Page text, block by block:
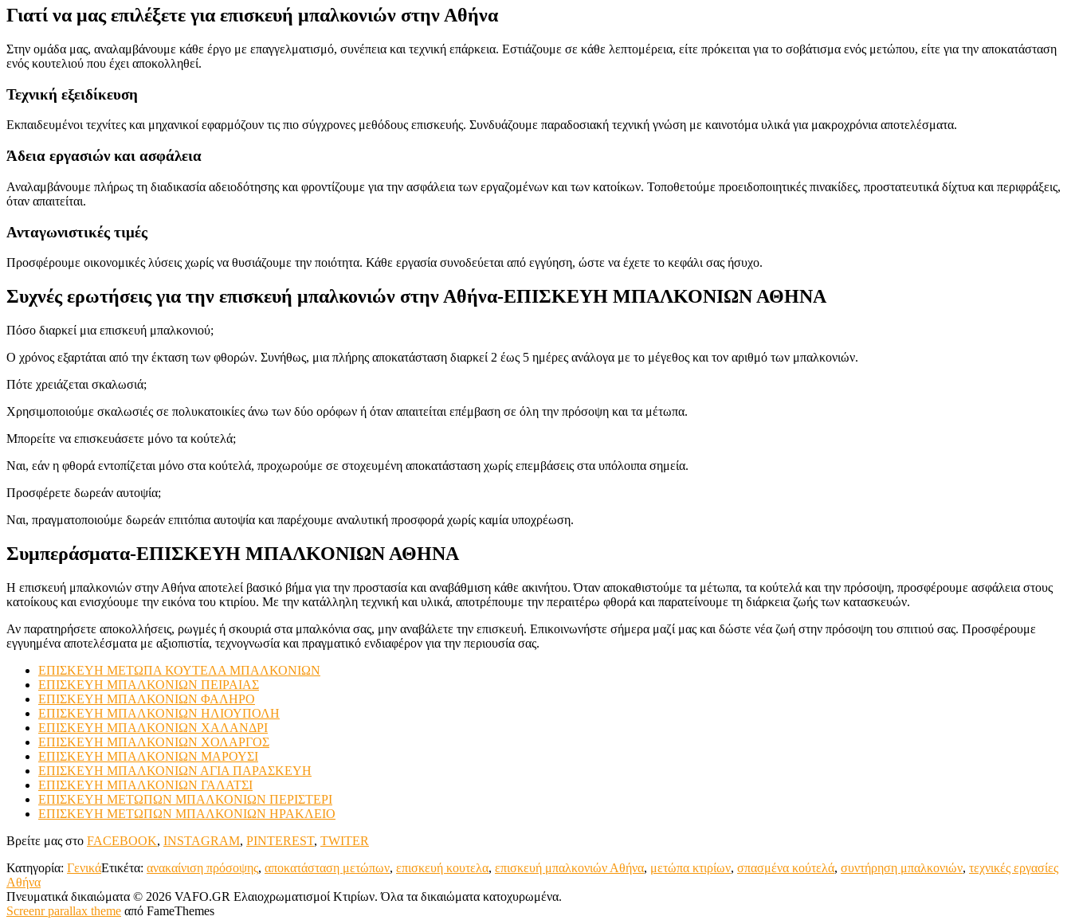
Γιατί να μας επιλέξετε για επισκευή μπαλκονιών στην Αθήνα
Στην ομάδα μας, αναλαμβάνουμε κάθε έργο με επαγγελματισμό, συνέπεια και τεχνική επάρκεια. Εστιάζουμε σε κάθε λεπτομέρεια, είτε πρόκειται για το σοβάτισμα ενός μετώπου, είτε για την αποκατάσταση
ενός κουτελιού που έχει αποκολληθεί.
Τεχνική εξειδίκευση
Εκπαιδευμένοι τεχνίτες και μηχανικοί εφαρμόζουν τις πιο σύγχρονες μεθόδους επισκευής. Συνδυάζουμε παραδοσιακή τεχνική γνώση με καινοτόμα υλικά για μακροχρόνια αποτελέσματα.
Άδεια εργασιών και ασφάλεια
Αναλαμβάνουμε πλήρως τη διαδικασία αδειοδότησης και φροντίζουμε για την ασφάλεια των εργαζομένων και των κατοίκων. Τοποθετούμε προειδοποιητικές πινακίδες, προστατευτικά δίχτυα και περιφράξεις,
όταν απαιτείται.
Ανταγωνιστικές τιμές
Προσφέρουμε οικονομικές λύσεις χωρίς να θυσιάζουμε την ποιότητα. Κάθε εργασία συνοδεύεται από εγγύηση, ώστε να έχετε το κεφάλι σας ήσυχο.
Συχνές ερωτήσεις για την επισκευή μπαλκονιών στην Αθήνα-ΕΠΙΣΚΕΥΗ ΜΠΑΛΚΟΝΙΩΝ ΑΘΗΝΑ
Πόσο διαρκεί μια επισκευή μπαλκονιού;
Ο χρόνος εξαρτάται από την έκταση των φθορών. Συνήθως, μια πλήρης αποκατάσταση διαρκεί 2 έως 5 ημέρες ανάλογα με το μέγεθος και τον αριθμό των μπαλκονιών.
Πότε χρειάζεται σκαλωσιά;
Χρησιμοποιούμε σκαλωσιές σε πολυκατοικίες άνω των δύο ορόφων ή όταν απαιτείται επέμβαση σε όλη την πρόσοψη και τα μέτωπα.
Μπορείτε να επισκευάσετε μόνο τα κούτελά;
Ναι, εάν η φθορά εντοπίζεται μόνο στα κούτελά, προχωρούμε σε στοχευμένη αποκατάσταση χωρίς επεμβάσεις στα υπόλοιπα σημεία.
Προσφέρετε δωρεάν αυτοψία;
Ναι, πραγματοποιούμε δωρεάν επιτόπια αυτοψία και παρέχουμε αναλυτική προσφορά χωρίς καμία υποχρέωση.
Συμπεράσματα-ΕΠΙΣΚΕΥΗ ΜΠΑΛΚΟΝΙΩΝ ΑΘΗΝΑ
Η επισκευή μπαλκονιών στην Αθήνα αποτελεί βασικό βήμα για την προστασία και αναβάθμιση κάθε ακινήτου. Όταν αποκαθιστούμε τα μέτωπα, τα κούτελά και την πρόσοψη, προσφέρουμε ασφάλεια στους
κατοίκους και ενισχύουμε την εικόνα του κτιρίου. Με την κατάλληλη τεχνική και υλικά, αποτρέπουμε την περαιτέρω φθορά και παρατείνουμε τη διάρκεια ζωής των κατασκευών.
Αν παρατηρήσετε αποκολλήσεις, ρωγμές ή σκουριά στα μπαλκόνια σας, μην αναβάλετε την επισκευή. Επικοινωνήστε σήμερα μαζί μας και δώστε νέα ζωή στην πρόσοψη του σπιτιού σας. Προσφέρουμε
εγγυημένα αποτελέσματα με αξιοπιστία, τεχνογνωσία και πραγματικό ενδιαφέρον για την περιουσία σας.
ΕΠΙΣΚΕΥΗ ΜΕΤΩΠΑ ΚΟΥΤΕΛΑ ΜΠΑΛΚΟΝΙΩΝ
ΕΠΙΣΚΕΥΗ ΜΠΑΛΚΟΝΙΩΝ ΠΕΙΡΑΙΑΣ
ΕΠΙΣΚΕΥΗ ΜΠΑΛΚΟΝΙΩΝ ΦΑΛΗΡΟ
ΕΠΙΣΚΕΥΗ ΜΠΑΛΚΟΝΙΩΝ ΗΛΙΟΥΠΟΛΗ
ΕΠΙΣΚΕΥΗ ΜΠΑΛΚΟΝΙΩΝ ΧΑΛΑΝΔΡΙ
ΕΠΙΣΚΕΥΗ ΜΠΑΛΚΟΝΙΩΝ ΧΟΛΑΡΓΟΣ
ΕΠΙΣΚΕΥΗ ΜΠΑΛΚΟΝΙΩΝ ΜΑΡΟΥΣΙ
ΕΠΙΣΚΕΥΗ ΜΠΑΛΚΟΝΙΩΝ ΑΓΙΑ ΠΑΡΑΣΚΕΥΗ
ΕΠΙΣΚΕΥΗ ΜΠΑΛΚΟΝΙΩΝ ΓΑΛΑΤΣΙ
ΕΠΙΣΚΕΥΗ ΜΕΤΩΠΩΝ ΜΠΑΛΚΟΝΙΩΝ ΠΕΡΙΣΤΕΡΙ
ΕΠΙΣΚΕΥΗ ΜΕΤΩΠΩΝ ΜΠΑΛΚΟΝΙΩΝ ΗΡΑΚΛΕΙΟ
Βρείτε μας στο FACEBOOK, INSTAGRAM, PINTEREST, TWITER
Κατηγορία: ΓενικάΕτικέτα: ανακαίνιση πρόσοψης, αποκατάσταση μετώπων, επισκευή κουτελα, επισκευή μπαλκονιών Αθήνα, μετώπα κτιρίων, σπασμένα κούτελά, συντήρηση μπαλκονιών, τεχνικές εργασίες
Αθήνα
Πνευματικά δικαιώματα © 2026 VAFO.GR Ελαιοχρωματισμοί Κτιρίων. Όλα τα δικαιώματα κατοχυρωμένα.
Screenr parallax theme από FameThemes